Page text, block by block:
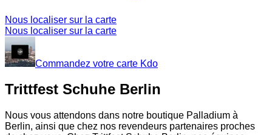
Nous localiser sur la carte
Nous localiser sur la carte
Commandez votre carte Kdo
Trittfest Schuhe Berlin
Nous vous attendons dans notre boutique Palladium à
Berlin, ainsi que chez nos revendeurs partenaires proches